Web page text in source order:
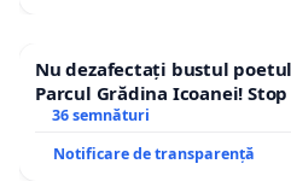
Nu dezafectați bustul
Parcul Grădina Icoanei!
36 semnături
Notificare de transparență